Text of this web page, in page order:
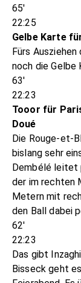
65'
22:25
Gelbe Karte
Fürs
noch die Gelbe
63'
22:23
Tooor für
Doué
Die Rouge-et-
bislang sehr
Dembélé leitet
der im rechten
Metern mit
den Ball dabei
62'
22:23
Das gibt
Bisseck geht